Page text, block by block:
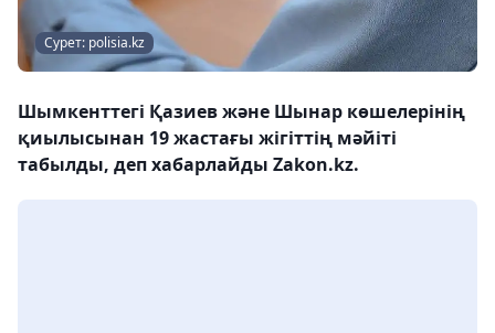
Сурет: polisia.kz
Шымкенттегі Қазиев және Шынар көшелерінің
қиылысынан 19 жастағы жігіттің мәйіті
табылды, деп хабарлайды Zakon.kz.